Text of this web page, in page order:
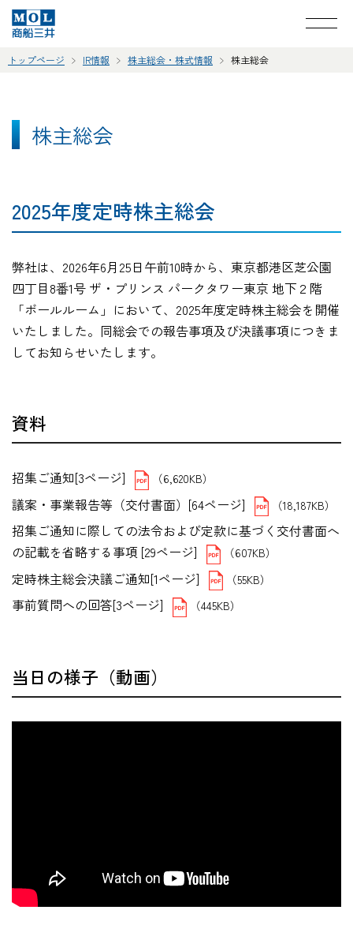
トップページ IR情報 株主総会・株式情報 株主総会
株主総会
2025年度定時株主総会
弊社は、2026年6月25日午前10時から、東京都港区芝公園
四丁目8番1号 ザ・プリンス パークタワー東京 地下２階
「ボールルーム」において、2025年度定時株主総会を開催
いたしました。同総会での報告事項及び決議事項につきま
してお知らせいたします。
資料
招集ご通知[3ページ] （6,620KB）
議案・事業報告等（交付書面）[64ページ] （18,187KB）
招集ご通知に際しての法令および定款に基づく交付書面へ
の記載を省略する事項 [29ページ]
（607KB）
定時株主総会決議ご通知[1ページ] （55KB）
事前質問への回答[3ページ] （445KB）
当日の様子（動画）